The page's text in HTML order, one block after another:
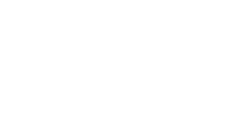
：往蔚藍海岸的單程票